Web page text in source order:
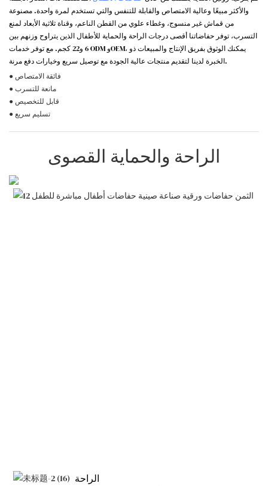
والأكثر مبيعًا وعالية الامتصاص والقابلة للتنفس والتي تستخدم لمرة واحدة. مصنوعة
من قماش غير منسوج، وغطاء علوي من القطن الناعم، وقناة ثلاثية الأبعاد لمنع
التسرب، توفر حفاضاتنا أقصى درجات الراحة والحماية للأطفال الذين يتراوح وزنهم بين
6 و22 كجم. مع توفر خدمات ODM وOEM، يمكنك الوثوق بفريق الإنتاج والمبيعات ذو
الخبرة لدينا لتقديم منتجات عالية الجودة مع توصيل سريع وخيارات دفع مرنة.
● فائقة الامتصاص
● مانعة للتسرب
● قابل للتخصيص
● تسليم سريع
الراحة والحماية القصوى
الراحة